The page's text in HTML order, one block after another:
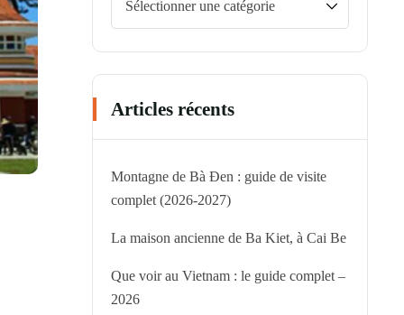
Articles récents
Montagne de Bà Đen : guide de visite
complet (2026-2027)
La maison ancienne de Ba Kiet, à Cai Be
Que voir au Vietnam : le guide complet –
2026